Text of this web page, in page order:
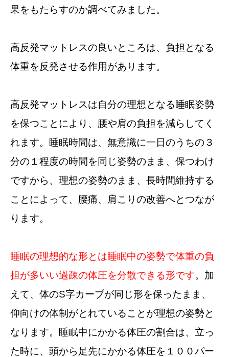
果をもたらすのか調べてみました。
高反発マットレスの良いところは、負担となる
体重を反発させる作用があります。
高反発マットレスは自分の理想となる睡眠姿勢
を保つことにより、腰や肩の負担を減らしてく
れます。睡眠時間は、無意識に一日のうちの３
分の１程度の時間を同じ姿勢のまま、保つわけ
ですから、理想の姿勢のまま、長時間維持する
ことによって、腰痛、肩こりの改善へとつなが
ります。
睡眠の理想的な形とは睡眠中の姿勢で体重の負
担が多いい過疎の体圧を分散できる形です。加
えて、体のS字カーブが同じ形を保ったまま、
仰向けの体制がとれていることが理想の姿勢と
なります。睡眠中にかかる体圧の割合は、立っ
た時に、頭から足先にかかる体圧を１００パー